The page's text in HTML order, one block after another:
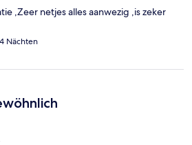
,Zeer netjes alles aanwezig ,is zeker
Nächten